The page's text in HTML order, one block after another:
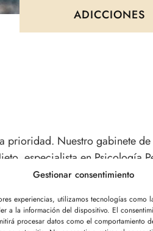
Gestionar consentimiento
experiencias, utilizamos tecnologías como
a la información del dispositivo. El
procesar datos como el comportamiento
ADICCIONES
prioridad. Nuestro gabinete
especialista en Psicología
donde los
En el área de Psicología